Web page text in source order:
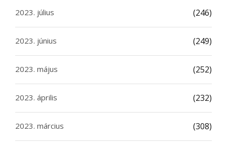
2023. július (246)
2023. június (249)
2023. május (252)
2023. április (232)
2023. március (308)